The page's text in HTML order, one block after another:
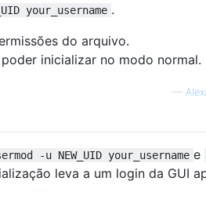
your_username .
do arquivo.
inicializar no modo normal.
—
-u NEW_UID your_username e
leva a um login da GUI